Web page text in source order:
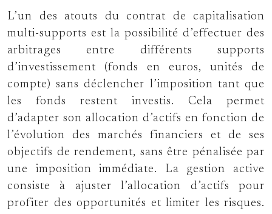
L’un des atouts du contrat de capitalisation
multi-supports est la possibilité d’effectuer des
arbitrages entre différents supports
d’investissement (fonds en euros, unités de
compte) sans déclencher l’imposition tant que
les fonds restent investis. Cela permet
d’adapter son allocation d’actifs en fonction de
l’évolution des marchés financiers et de ses
objectifs de rendement, sans être pénalisée par
une imposition immédiate. La gestion active
consiste à ajuster l’allocation d’actifs pour
profiter des opportunités et limiter les risques.